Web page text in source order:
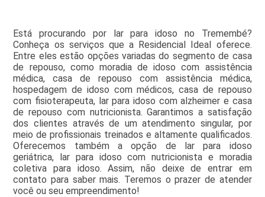
Está procurando por lar para idoso no Tremembé?
Conheça os serviços que a Residencial Ideal oferece.
Entre eles estão opções variadas do segmento de casa
de repouso, como moradia de idoso com assistência
médica, casa de repouso com assistência médica,
hospedagem de idoso com médicos, casa de repouso
com fisioterapeuta, lar para idoso com alzheimer e casa
de repouso com nutricionista. Garantimos a satisfação
dos clientes através de um atendimento singular, por
meio de profissionais treinados e altamente qualificados.
Oferecemos também a opção de lar para idoso
geriátrica, lar para idoso com nutricionista e moradia
coletiva para idoso. Assim, não deixe de entrar em
contato para saber mais. Teremos o prazer de atender
você ou seu empreendimento!